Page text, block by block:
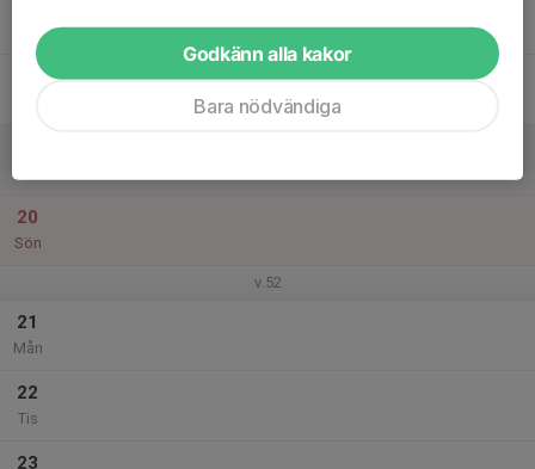
20
Sön
v.52
21
Mån
22
Tis
23
Godkänn alla kakor
Bara nödvändiga